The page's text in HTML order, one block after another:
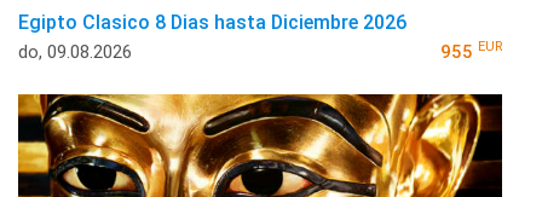
Egipto Clasico 8 Dias hasta Diciembre 2026
do, 09.08.2026 955 EUR